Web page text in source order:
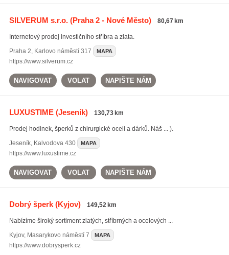
SILVERUM s.r.o.(Praha 2 - Nové Město) 80,67 km
Internetový prodej investičního stříbra a zlata.
Praha 2, Karlovo náměstí 317 MAPA
https://www.silverum.cz
NAVIGOVAT VOLAT NAPIŠTE NÁM
LUXUSTIME(Jeseník) 130,73 km
Prodej hodinek, šperků z chirurgické oceli a dárků. Náš ... ).
Jeseník, Kalvodova 430 MAPA
https://www.luxustime.cz
NAVIGOVAT VOLAT NAPIŠTE NÁM
Dobrý šperk(Kyjov) 149,52 km
Nabízíme široký sortiment zlatých, stříbrných a ocelových ...
Kyjov, Masarykovo náměstí 7 MAPA
https://www.dobrysperk.cz